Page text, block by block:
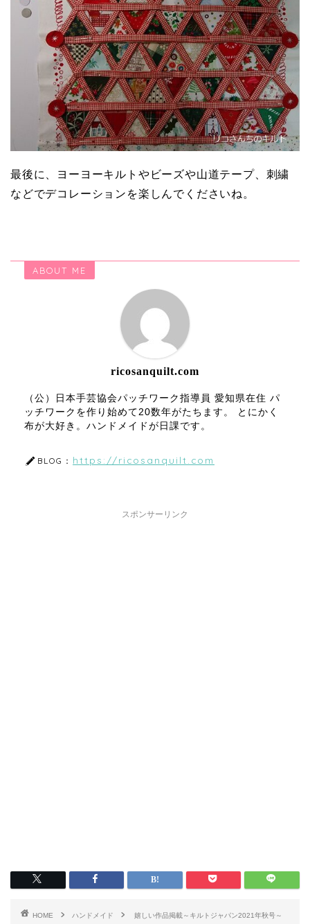
最後に、ヨーヨーキルトやビーズや山道テープ、刺繍
などでデコレーションを楽しんでくださいね。
ABOUT ME
ricosanquilt.com
（公）日本手芸協会パッチワーク指導員 愛知県在住 パ
ッチワークを作り始めて20数年がたちます。 とにかく
布が大好き。ハンドメイドが日課です。
BLOG： https://ricosanquilt.com
スポンサーリンク
HOME ハンドメイド 嬉しい作品掲載～キルトジャパン2021年秋号～